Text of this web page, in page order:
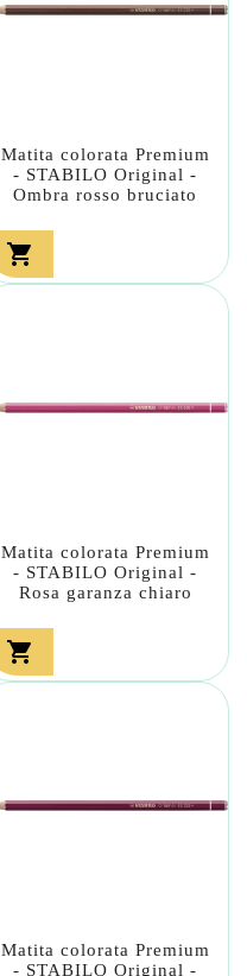
Matita colorata Premium
- STABILO Original -
Ombra rosso bruciato

Matita colorata Premium
- STABILO Original -
Rosa garanza chiaro

Matita colorata Premium
- STABILO Original -